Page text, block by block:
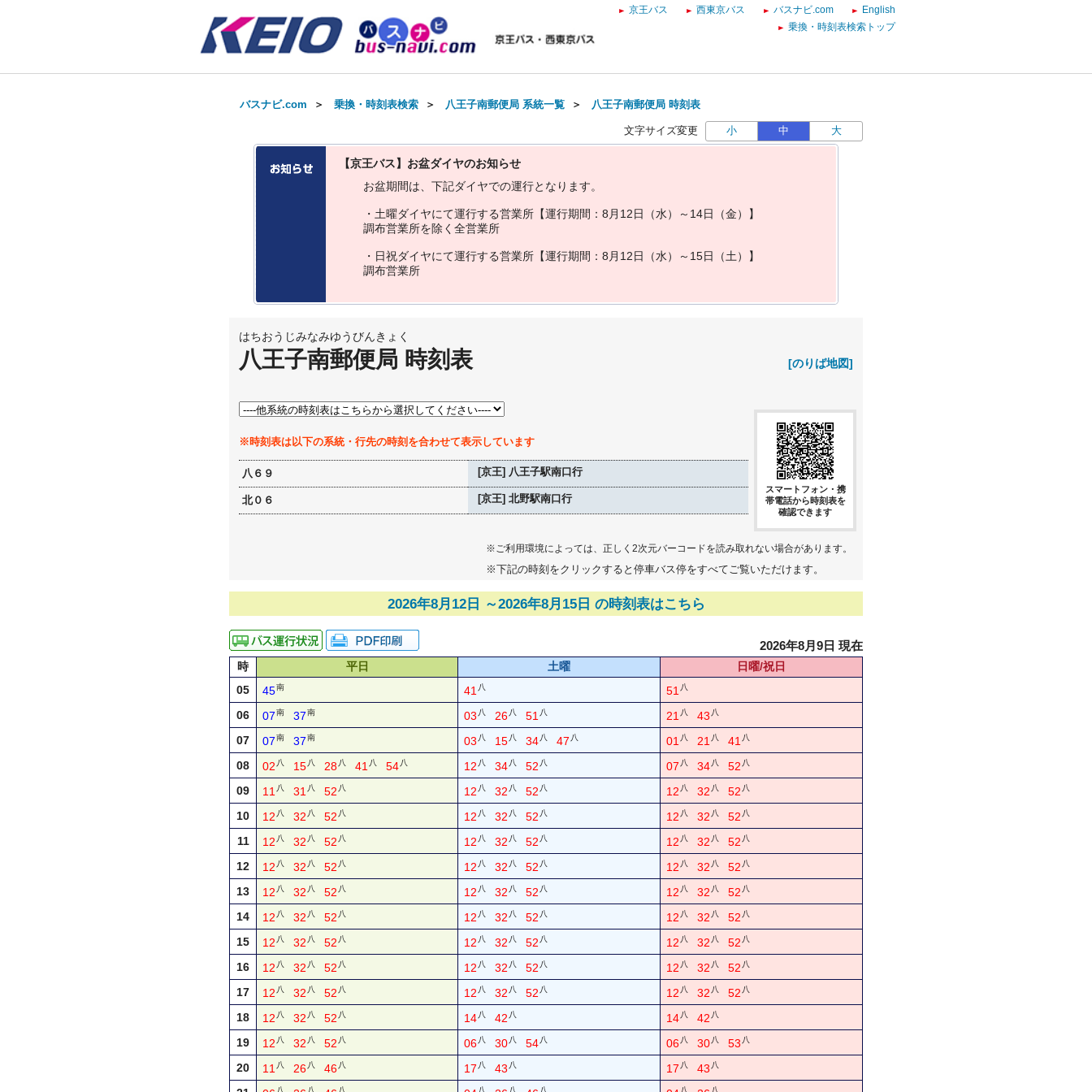
京王バス 西東京バス バスナビ.com
English
乗換・時刻表検索トップ
バスナビ.com ＞ 乗換・時刻表検索 ＞ 八王子南郵便局 系統一覧 ＞ 八王子南郵便局 時刻表
文字サイズ変更 小 中 大
【京王バス】お盆ダイヤのお知らせ
お盆期間は 下記ダイヤでの運行と な り ます。
・ 土曜ダイヤにて運行する営業所 【運行期間 ： 8 月 1 2日 （水） ～ 14日 （金）
】
調布営業所を除 く 全営業所
・ 日祝ダイヤにて運行する営業所 【運行期間 ： 8 月 1 2日 （水） ～ 15日 （土）
】
調布営業所
はちおうじみなみゆうびんきょく
八王子南郵便局 時刻表 [のりば地図]
※時刻表は以下の系統・行先の時刻を合わせて表示しています
八６９ [京王] 八王子駅南口行
北０６ [京王] 北野駅南口行
スマートフォン・携
帯電話から時刻表を
確認できます
※ご利用環境によっては、正しく2次元バーコードを読み取れない場合があります。
※下記の時刻をクリックすると停車バス停をすべてご覧いただけます。
2026年8月12日 ～2026年8月15日 の時刻表はこちら
2026年8月9日 現在
時 平日 土曜
日曜/祝日
05
45南 41 八 51 八
06 07南 37南 03 八 26 八 51 八 21 八 43 八
07 07南 37南 03 八 15 八 34 八 47 八 01 八 21 八 41 八
08 02 八 15 八 28 八 41 八 54 八 12 八 34 八 52 八 07 八 34 八 52 八
09 11 八 31 八 52 八 12 八 32 八 52 八 12 八 32 八 52 八
10 12 八 32 八 52 八 12 八 32 八 52 八 12 八 32 八 52 八
11 12 八 32 八 52 八 12 八 32 八 52 八 12 八 32 八 52 八
12 12 八 32 八 52 八 12 八 32 八 52 八 12 八 32 八 52 八
13 12 八 32 八 52 八 12 八 32 八 52 八 12 八 32 八 52 八
14 12 八 32 八 52 八 12 八 32 八 52 八 12 八 32 八 52 八
15 12 八 32 八 52 八 12 八 32 八 52 八 12 八 32 八 52 八
16 12 八 32 八 52 八 12 八 32 八 52 八 12 八 32 八 52 八
17 12 八 32 八 52 八 12 八 32 八 52 八 12 八 32 八 52 八
18 12 八 32 八 52 八 14 八 42 八 14 八 42 八
19 12 八 32 八 52 八 06 八 30 八 54 八 06 八 30 八 53 八
20 11 八 26 八 46 八 17 八 43 八 17 八 43 八
八 八 八 八 八 八 八 八